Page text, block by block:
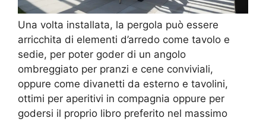
Una volta installata, la pergola può essere
arricchita di elementi d’arredo come tavolo e
sedie, per poter goder di un angolo
ombreggiato per pranzi e cene conviviali,
oppure come divanetti da esterno e tavolini,
ottimi per aperitivi in compagnia oppure per
godersi il proprio libro preferito nel massimo